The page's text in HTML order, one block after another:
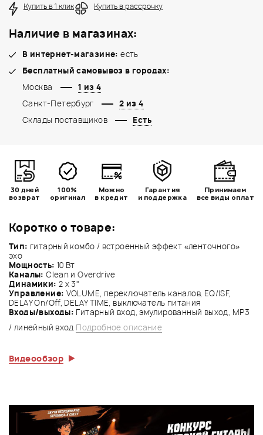
Коротко о товаре:
Тип: гитарный комбо / встроенный эффект «ленточного»
эхо
Мощность: 10 Вт
Каналы:Clean и Overdrive
Динамики: 2 x 3"
Управление: VOLUME, переключатель каналов, EQ/ISF,
DELAY On/Off, DELAY TIME, выключатель питания
Входы/выходы: Гитарный вход, эмулированный выход, MP3
/ линейный вход Подробное описание
Видеообзор
Купить в 1 клик Купить в рассрочку
Наличие в магазинах:
В интернет-магазине: есть
Бесплатный самовывоз в городах:
Москва
1 из 4
Санкт-Петербург
2 из 4
Склады поставщиков
Есть
30 дней
возврат
100%
оригинал
Можно
в кредит
Гарантия
и поддержка
Принимаем
все виды оплат